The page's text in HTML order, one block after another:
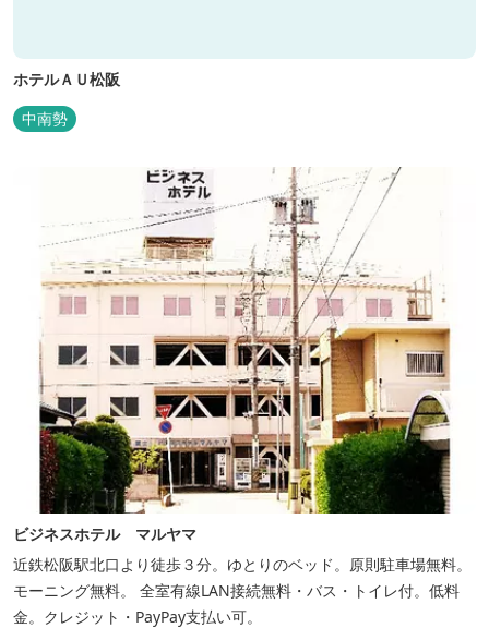
ホテルＡＵ松阪
中南勢
ビジネスホテル マルヤマ
近鉄松阪駅北口より徒歩３分。ゆとりのベッド。原則駐車場無料。
モーニング無料。 全室有線LAN接続無料・バス・トイレ付。低料
金。クレジット・PayPay支払い可。